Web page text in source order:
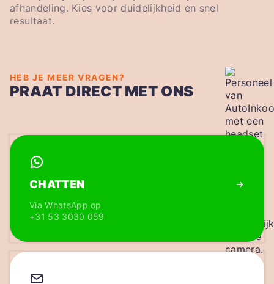
afhandeling. Kies voor duidelijkheid en snel
resultaat.
HEB JE MEER VRAGEN?
PRAAT DIRECT MET ONS
CHATTEN
Via WhatsApp op
+31 53 3030 059